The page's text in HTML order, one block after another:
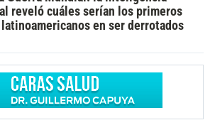
reveló cuáles serían los primeros
en ser derrotados